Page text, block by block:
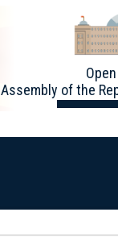
Assembly of the